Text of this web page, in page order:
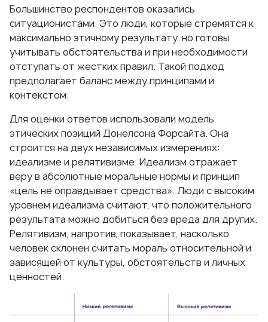
Большинство респондентов оказались
ситуационистами. Это люди, которые стремятся к
максимально этичному результату, но готовы
учитывать обстоятельства и при необходимости
отступать от жестких правил. Такой подход
предполагает баланс между принципами и
контекстом.
Для оценки ответов использовали модель
этических позиций Донелсона Форсайта. Она
строится на двух независимых измерениях:
идеализме и релятивизме. Идеализм отражает
веру в абсолютные моральные нормы и принцип
«цель не оправдывает средства». Люди с высоким
уровнем идеализма считают, что положительного
результата можно добиться без вреда для других.
Релятивизм, напротив, показывает, насколько
человек склонен считать мораль относительной и
зависящей от культуры, обстоятельств и личных
ценностей.